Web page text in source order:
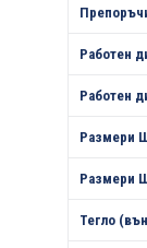
Работен
Работен
Размери
Размери
Тегло